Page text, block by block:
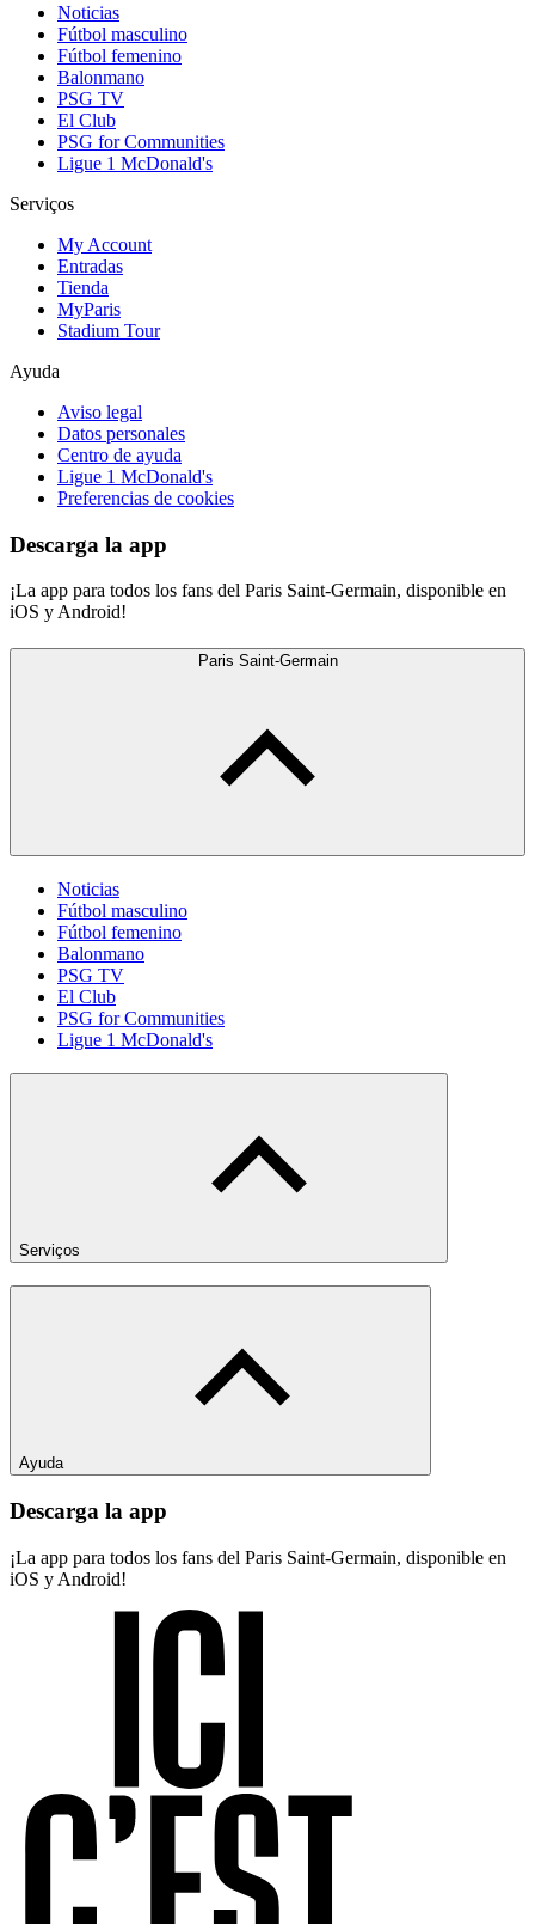
Noticias
Fútbol masculino
Fútbol femenino
Balonmano
PSG TV
El Club
PSG for Communities
Ligue 1 McDonald's
Serviços
My Account
Entradas
Tienda
MyParis
Stadium Tour
Ayuda
Aviso legal
Datos personales
Centro de ayuda
Ligue 1 McDonald's
Preferencias de cookies
Descarga la app
¡La app para todos los fans del Paris Saint-Germain, disponible en
iOS y Android!
Paris Saint-Germain
Noticias
Fútbol masculino
Fútbol femenino
Balonmano
PSG TV
El Club
PSG for Communities
Ligue 1 McDonald's
Serviços
Ayuda
Descarga la app
¡La app para todos los fans del Paris Saint-Germain, disponible en
iOS y Android!